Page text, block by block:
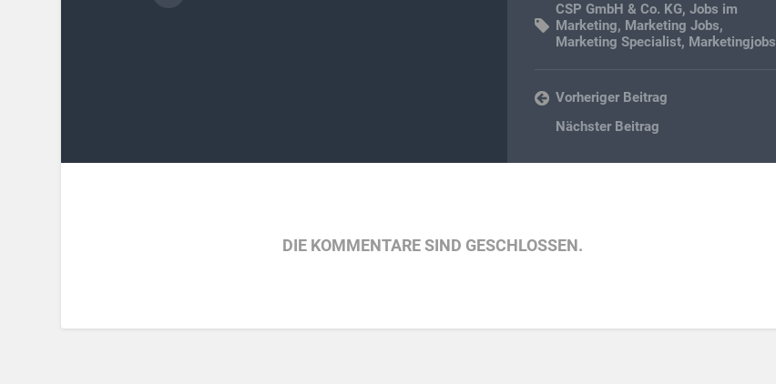
CSP GmbH & Co. KG,Jobs im
Marketing, Marketing Jobs,
Marketing Specialist, Marketingjobs
Vorheriger Beitrag
Nächster Beitrag
DIE KOMMENTARE SIND GESCHLOSSEN.